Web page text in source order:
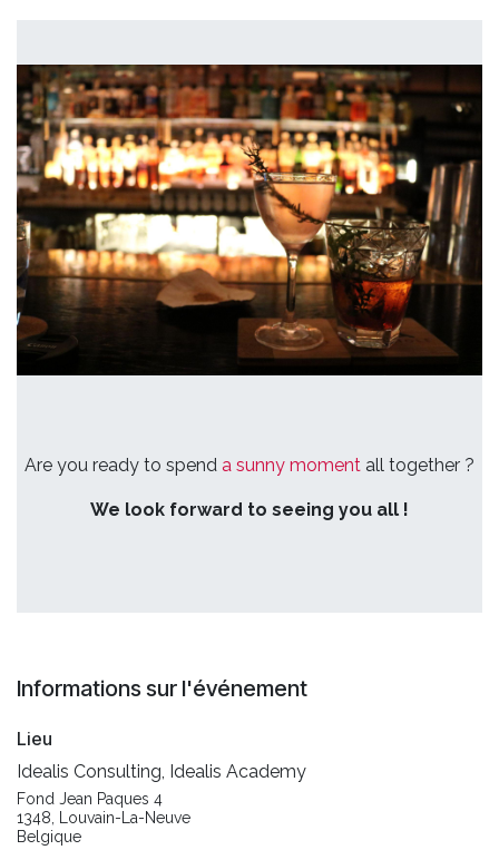
Are you ready to spend a sunny moment all together ?
We look forward to seeing you all !
Informations sur l'événement
Lieu
Idealis Consulting, Idealis Academy
Fond Jean Paques 4
1348, Louvain-La-Neuve
Belgique